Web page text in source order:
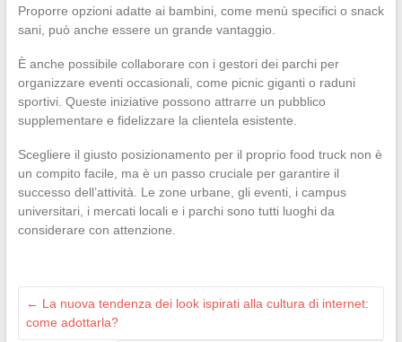
Proporre opzioni adatte ai bambini, come menù specifici o snack
sani, può anche essere un grande vantaggio.
È anche possibile collaborare con i gestori dei parchi per
organizzare eventi occasionali, come picnic giganti o raduni
sportivi. Queste iniziative possono attrarre un pubblico
supplementare e fidelizzare la clientela esistente.
Scegliere il giusto posizionamento per il proprio food truck non è
un compito facile, ma è un passo cruciale per garantire il
successo dell’attività. Le zone urbane, gli eventi, i campus
universitari, i mercati locali e i parchi sono tutti luoghi da
considerare con attenzione.
← La nuova tendenza dei look ispirati alla cultura di internet:
come adottarla?